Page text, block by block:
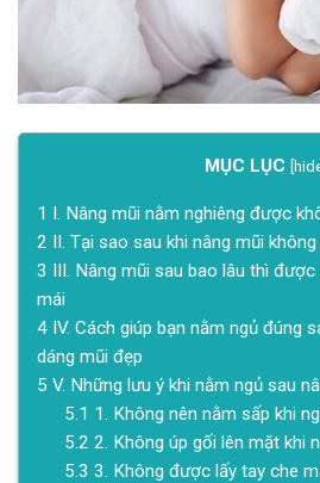
MỤC LỤC [
1 I. Nâng mũi nằm nghiêng được
2 II. Tại sao sau khi nâng mũi
3 III. Nâng mũi sau bao lâu thì
mái
4 IV. Cách giúp bạn nằm ngủ đúng
dáng mũi đẹp
5 V. Những lưu ý khi nằm ngủ sau
5.1 1. Không nên nằm sấp khi
5.2 2. Không úp gối lên mặt khi
5.3 3. Không được lấy tay che